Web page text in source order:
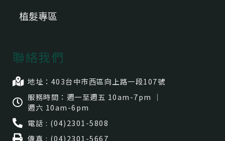
植髮專區
聯絡我們
地址：403台中市⻄區向上路一段107號
服務時間：週一至週五 10am-7pm ｜
週六 10am-6pm
電話 : (04)2301-5808
傳真 : (04)2301-5667